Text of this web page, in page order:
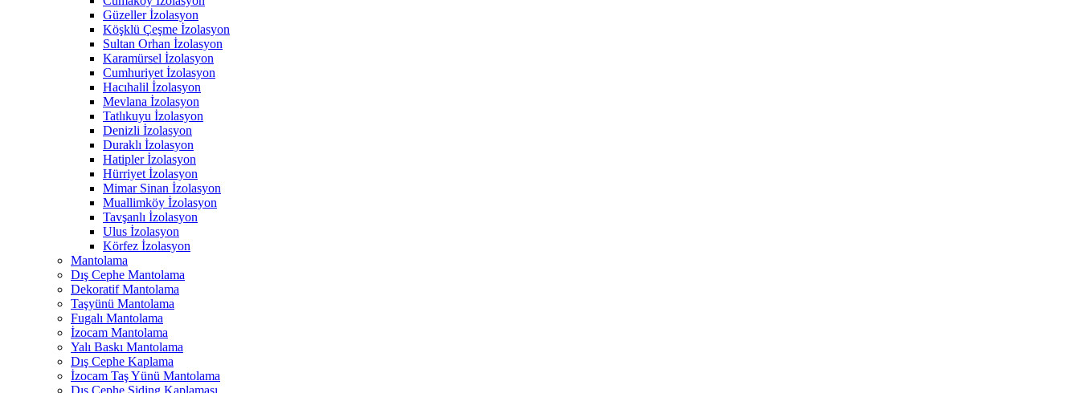
Güzeller İzolasyon
Köşklü Çeşme İzolasyon
Sultan Orhan İzolasyon
Karamürsel İzolasyon
Cumhuriyet İzolasyon
Hacıhalil İzolasyon
Mevlana İzolasyon
Tatlıkuyu İzolasyon
Denizli İzolasyon
Duraklı İzolasyon
Hatipler İzolasyon
Hürriyet İzolasyon
Mimar Sinan İzolasyon
Muallimköy İzolasyon
Tavşanlı İzolasyon
Ulus İzolasyon
Körfez İzolasyon
Mantolama
Dış Cephe Mantolama
Dekoratif Mantolama
Taşyünü Mantolama
Fugalı Mantolama
İzocam Mantolama
Yalı Baskı Mantolama
Dış Cephe Kaplama
İzocam Taş Yünü Mantolama